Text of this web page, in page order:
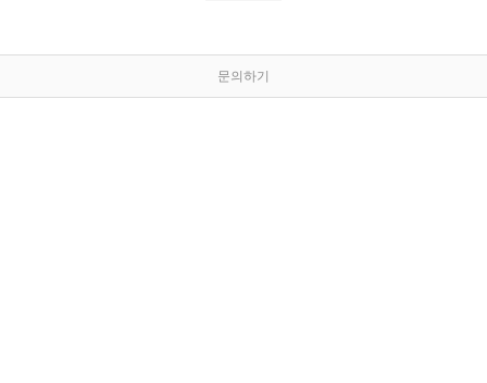
문의하기